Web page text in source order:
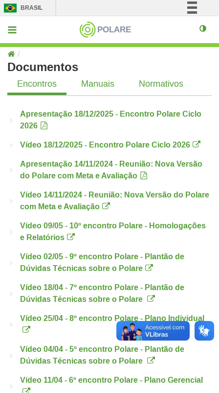
BRASIL
Legislação
Canais
POLARE
Documentos
Encontros Manuais Normativos
Apresentação 18/12/2025 - Encontro Polare Ciclo
2026
Vídeo 18/12/2025 - Encontro Polare Ciclo 2026
Apresentação 14/11/2024 - Reunião: Nova Versão
do Polare com Meta e Avaliação
Vídeo 14/11/2024 - Reunião: Nova Versão do Polare
com Meta e Avaliação
Vídeo 09/05 - 10º encontro Polare - Homologações
e Relatórios
Vídeo 02/05 - 9º encontro Polare - Plantão de
Dúvidas Técnicas sobre o Polare
Vídeo 18/04 - 7º encontro Polare - Plantão de
Dúvidas Técnicas sobre o Polare
Vídeo 25/04 - 8º encontro Polare - Plano Individual
Vídeo 04/04 - 5º encontro Polare - Plantão de
Dúvidas Técnicas sobre o Polare
Vídeo 11/04 - 6º encontro Polare - Plano Gerencial